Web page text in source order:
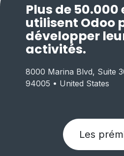
Plus de
utilisent Odoo
développer
activités.
Les
8000 Marina Blvd, Suite
94005 • United States